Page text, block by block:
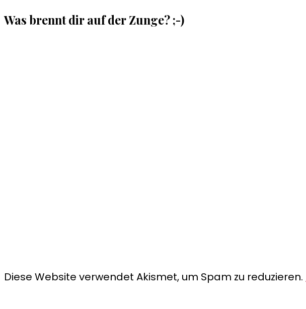
Was brennt dir auf der Zunge? ;-)
Diese Website verwendet Akismet, um Spam zu reduzieren.